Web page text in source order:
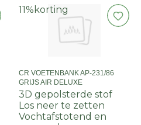
11% korting
CR VOETENBANK AP-231/86
GRIJS AIR DELUXE
3D gepolsterde stof
Los neer te zetten
Vochtafstotend en